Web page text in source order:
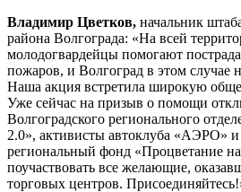
Владимир Цветков, начальник
района Волгограда: «На всей
молодогвардейцы помогают
пожаров, и Волгоград в этом случае
Наша акция встретила широкую
Уже сейчас на призыв о помощи
Волгоградского регионального
2.0», активисты автоклуба «АЭРО»
региональный фонд «Процветание
поучаствовать все желающие,
торговых центров.